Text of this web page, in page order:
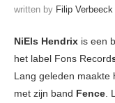
written by Filip Verbeeck
NiEls Hendrix is een
het label Fons Record
Lang geleden maakte
met zijn band Fence.